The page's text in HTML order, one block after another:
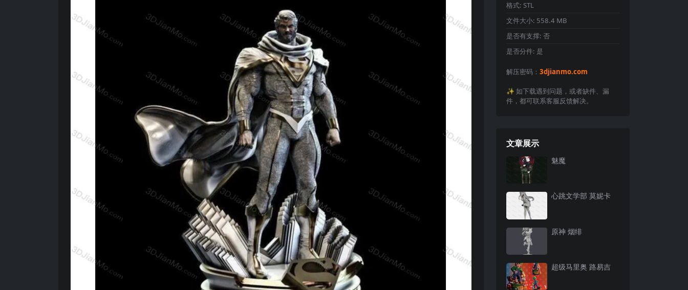
格式: STL
文件大小: 558.4 MB
是否有支撑: 否
是否分件: 是
解压密码： 3djianmo.com
✨️ 如下载遇到问题，或者缺件、漏
件，都可联系客服反馈解决。
文章展示
魅魔
心跳文学部 莫妮卡
原神 烟绯
超级马里奥 路易吉